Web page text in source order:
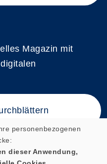
Magazin mit
personenbezogenen
dieser Anwendung,